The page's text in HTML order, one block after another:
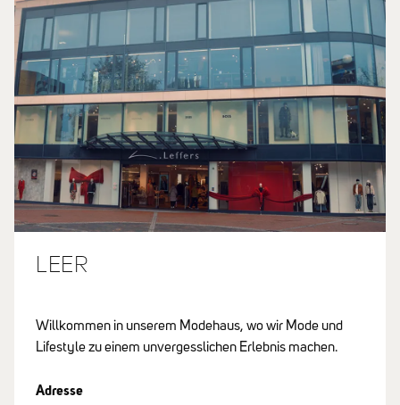
LEER
Willkommen in unserem Modehaus, wo wir Mode und
Lifestyle zu einem unvergesslichen Erlebnis machen.
Adresse